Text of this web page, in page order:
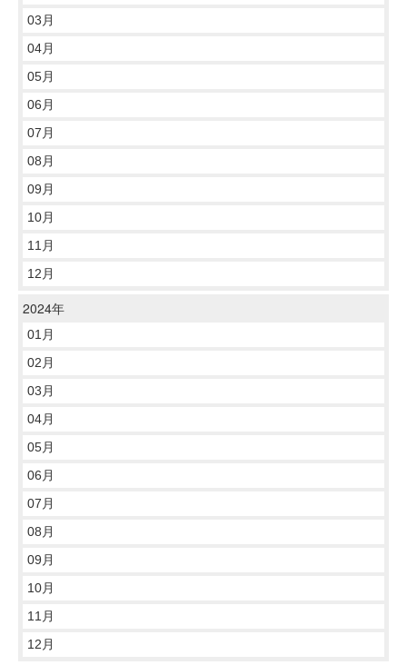
03月
04月
05月
06月
07月
08月
09月
10月
11月
12月
2024年
01月
02月
03月
04月
05月
06月
07月
08月
09月
10月
11月
12月